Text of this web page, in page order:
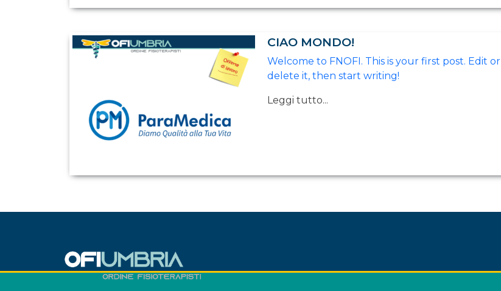
CIAO MONDO!
Welcome to FNOFI. This is your first post. Edit or
delete it, then start writing!
Leggi tutto...